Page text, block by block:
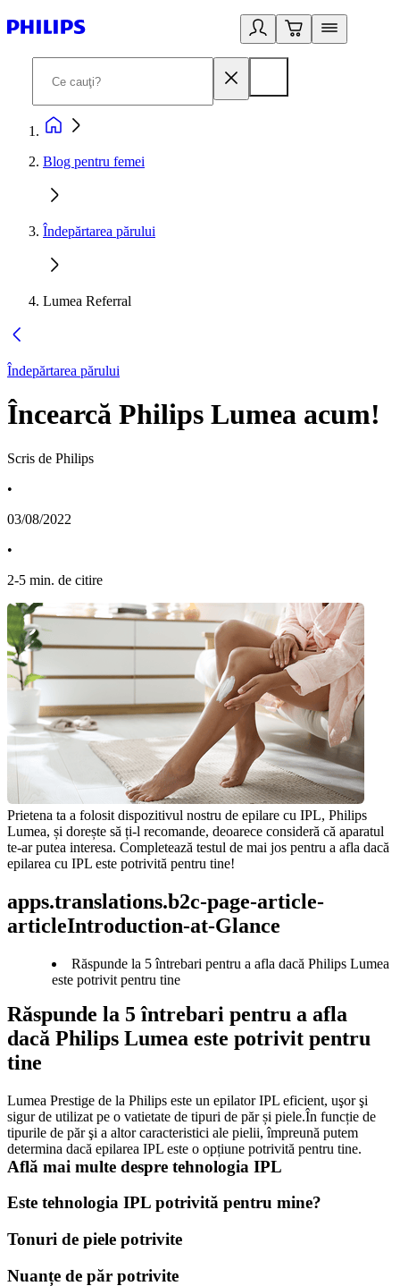
Blog pentru femei
Îndepărtarea părului
Lumea Referral
Îndepărtarea părului
Încearcă Philips Lumea acum!
Scris de Philips
•
03/08/2022
•
2-5 min. de citire
Prietena ta a folosit dispozitivul nostru de epilare cu IPL, Philips
Lumea, și dorește să ți-l recomande, deoarece consideră că aparatul
te-ar putea interesa. Completează testul de mai jos pentru a afla dacă
epilarea cu IPL este potrivită pentru tine!
apps.translations.b2c-page-article-
articleIntroduction-at-Glance
Răspunde la 5 întrebari pentru a afla dacă Philips Lumea
este potrivit pentru tine
Răspunde la 5 întrebari pentru a afla
dacă Philips Lumea este potrivit pentru
tine
Lumea Prestige de la Philips este un epilator IPL eficient, uşor şi
sigur de utilizat pe o vatietate de tipuri de păr și piele.În funcție de
tipurile de păr şi a altor caracteristici ale pielii, împreună putem
determina dacă epilarea IPL este o opțiune potrivită pentru tine.
Află mai multe despre tehnologia IPL
Este tehnologia IPL potrivită pentru mine?
Tonuri de piele potrivite
Nuanțe de păr potrivite